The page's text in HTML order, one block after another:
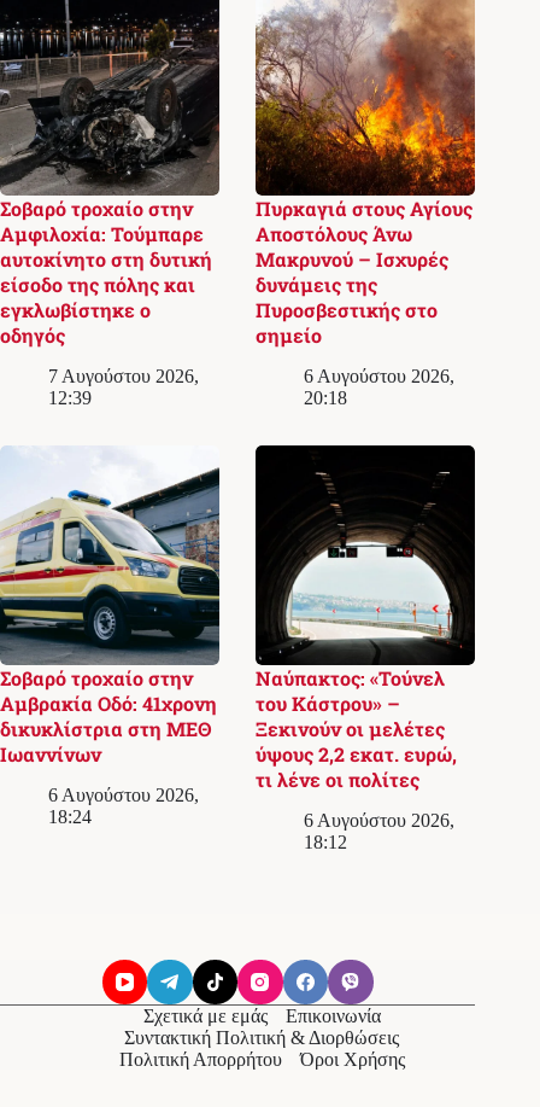
Σοβαρό τροχαίο στην
Αμφιλοχία: Τούμπαρε
αυτοκίνητο στη δυτική
είσοδο της πόλης και
εγκλωβίστηκε ο
οδηγός
7 Αυγούστου 2026,
12:39
Πυρκαγιά στους Αγίους
Αποστόλους Άνω
Μακρυνού – Ισχυρές
δυνάμεις της
Πυροσβεστικής στο
σημείο
6 Αυγούστου 2026,
20:18
Σοβαρό τροχαίο στην
Αμβρακία Οδό: 41χρονη
δικυκλίστρια στη ΜΕΘ
Ιωαννίνων
6 Αυγούστου 2026,
18:24
Ναύπακτος: «Τούνελ
του Κάστρου» –
Ξεκινούν οι μελέτες
ύψους 2,2 εκατ. ευρώ,
τι λένε οι πολίτες
6 Αυγούστου 2026,
18:12
Σχετικά με εμάς
Επικοινωνία
Συντακτική Πολιτική & Διορθώσεις
Πολιτική Απορρήτου
Όροι Χρήσης